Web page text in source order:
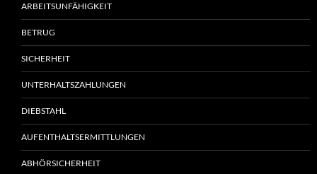
ARBEITSUNFÄHIGKEIT
BETRUG
SICHERHEIT
UNTERHALTSZAHLUNGEN
DIEBSTAHL
AUFENTHALTSERMITTLUNGEN
ABHÖRSICHERHEIT